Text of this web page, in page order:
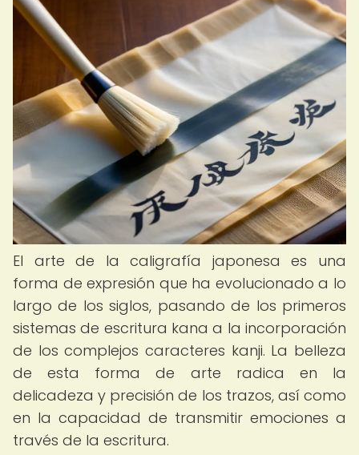
El arte de la caligrafía japonesa es una
forma de expresión que ha evolucionado a lo
largo de los siglos, pasando de los primeros
sistemas de escritura kana a la incorporación
de los complejos caracteres kanji. La belleza
de esta forma de arte radica en la
delicadeza y precisión de los trazos, así como
en la capacidad de transmitir emociones a
través de la escritura.